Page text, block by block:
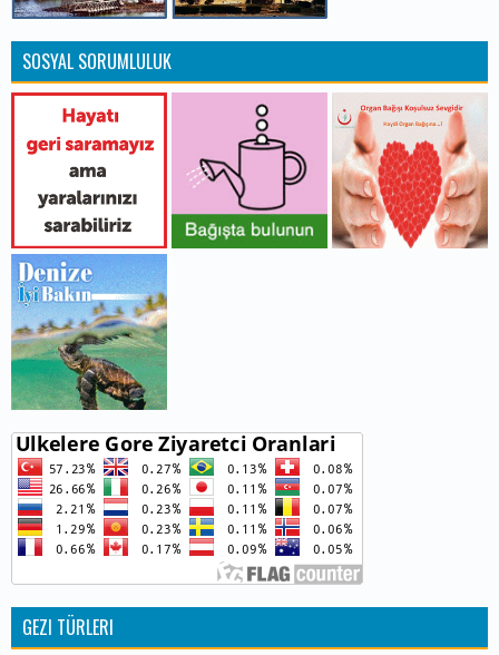
SOSYAL SORUMLULUK
GEZI TÜRLERI